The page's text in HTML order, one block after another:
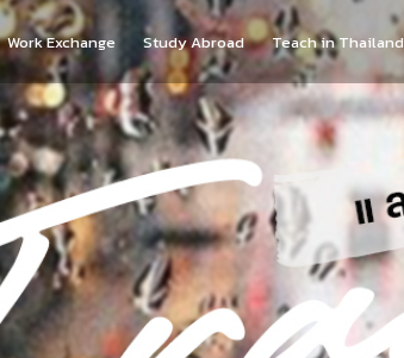
Work Exchange Study Abroad Teach in Thailand